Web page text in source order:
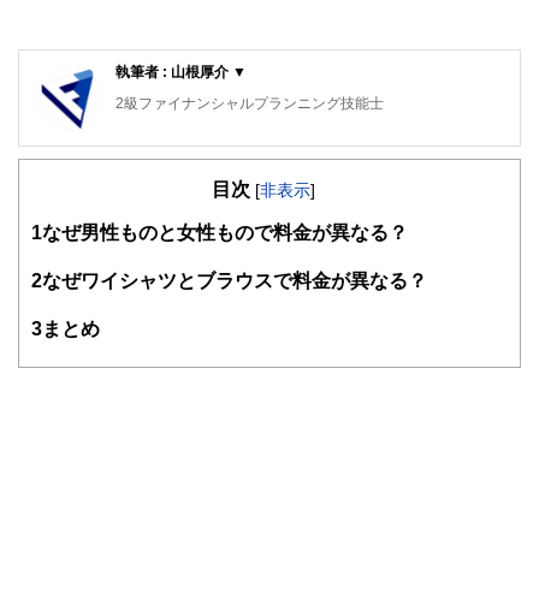
執筆者 : 山根厚介 ▼
2級ファイナンシャルプランニング技能士
目次 [非表示]
1 なぜ男性ものと女性もので料金が異なる？
2なぜワイシャツとブラウスで料金が異なる？
3まとめ